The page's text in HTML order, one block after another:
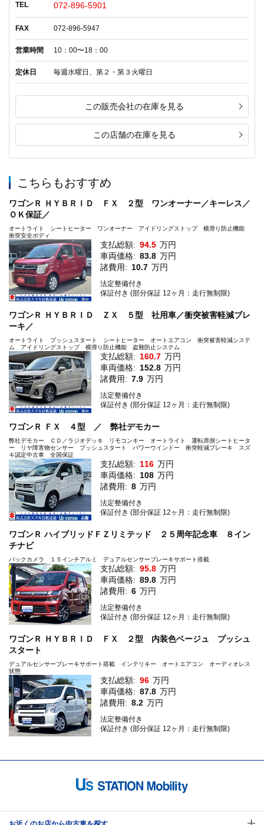
TEL 072-896-5901
FAX 072-896-5947
営業時間 10：00〜18：00
定休日 毎週水曜日、第２・第３火曜日
この販売会社の在庫を見る
この店舗の在庫を見る
こちらもおすすめ
ワゴンＲ ＨＹＢＲＩＤ ＦＸ ２型 ワンオーナー／キーレス／
ＯＫ保証／
オートライト シートヒーター ワンオーナー アイドリングストップ 横滑り防止機能
衝突安全ボディ
支払総額: 94.5 万円
車両価格: 83.8 万円
諸費用: 10.7 万円
法定整備付き
保証付き (部分保証 12ヶ月：走行無制限)
ワゴンＲ ＨＹＢＲＩＤ ＺＸ ５型 社用車／衝突被害軽減ブレ
ーキ／
オートライト プッシュスタート シートヒーター オートエアコン 衝突被害軽減システ
ム アイドリングストップ 横滑り防止機能 盗難防止システム
支払総額: 160.7 万円
車両価格: 152.8 万円
諸費用: 7.9 万円
法定整備付き
保証付き (部分保証 12ヶ月：走行無制限)
ワゴンＲ ＦＸ ４型 ／ 弊社デモカー
弊社デモカー ＣＤ／ラジオデッキ リモコンキー オートライト 運転席側シートヒータ
ー リヤ障害物センサー プッシュスタート パワーウインドー 衝突軽減ブレーキ スズ
キ認定中古車 全国保証
支払総額: 116 万円
車両価格: 108 万円
諸費用: 8 万円
法定整備付き
保証付き (部分保証 12ヶ月：走行無制限)
ワゴンＲ ハイブリッドＦＺリミテッド ２５周年記念車 ８イン
チナビ
バックカメラ １５インチアルミ デュアルセンサーブレーキサポート搭載
支払総額: 95.8 万円
車両価格: 89.8 万円
諸費用: 6 万円
法定整備付き
保証付き (部分保証 12ヶ月：走行無制限)
ワゴンＲ ＨＹＢＲＩＤ ＦＸ ２型 内装色ベージュ プッシュ
スタート
デュアルセンサーブレーキサポート搭載 インテリキー オートエアコン オーディオレス
状態
支払総額: 96 万円
車両価格: 87.8 万円
諸費用: 8.2 万円
法定整備付き
保証付き (部分保証 12ヶ月：走行無制限)